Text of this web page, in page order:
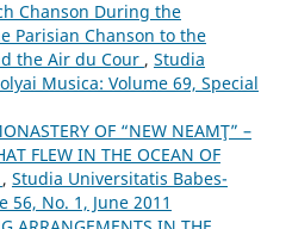
Chanson During the
Parisian Chanson to the
the Air du Cour , Studia
Musica: Volume 69, Special
OF “NEW NEAMŢ” –
FLEW IN THE OCEAN OF
, Studia Universitatis Babes-
56, No. 1, June 2011